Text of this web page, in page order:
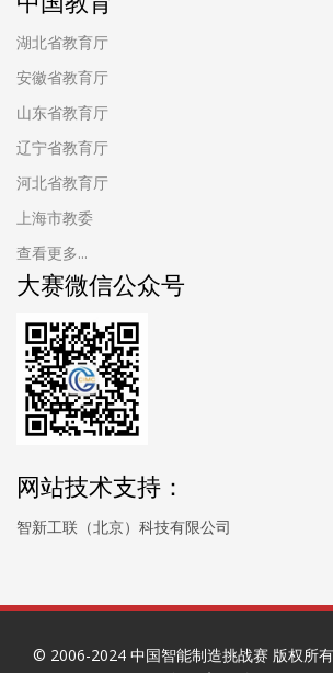
湖北省教育厅
安徽省教育厅
山东省教育厅
辽宁省教育厅
河北省教育厅
上海市教委
查看更多...
大赛微信公众号
网站技术支持：
智新工联（北京）科技有限公司
© 2006-2024 中国智能制造挑战赛 版权所有